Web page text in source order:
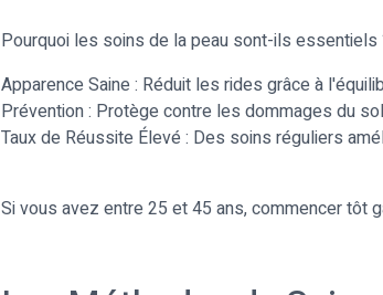
Pourquoi les soins de la peau sont-ils essentiels
Apparence Saine : Réduit les rides grâce à
Prévention : Protège contre les dommages du
Taux de Réussite Élevé : Des soins réguliers
Si vous avez entre 25 et 45 ans, commencer tôt